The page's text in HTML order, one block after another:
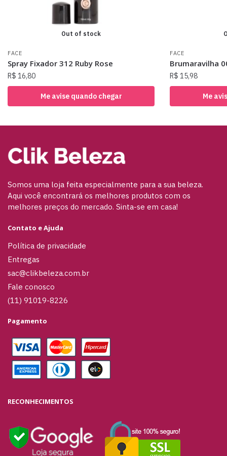
Out of stock
FACE
Spray Fixador 312 Ruby Rose
R$ 16,80
Me avise quando chegar
FACE
Brumaravilha
R$ 15,98
Me
Somos uma loja feita especialmente para a sua beleza.
Aqui você encontrará os melhores produtos com os
melhores preços do mercado. Sinta-se em casa!
Contato e Ajuda
Política de privacidade
Entregas
sac@clikbeleza.com.br
Fale conosco
(11) 91019-8226
Pagamento
RECONHECIMENTOS